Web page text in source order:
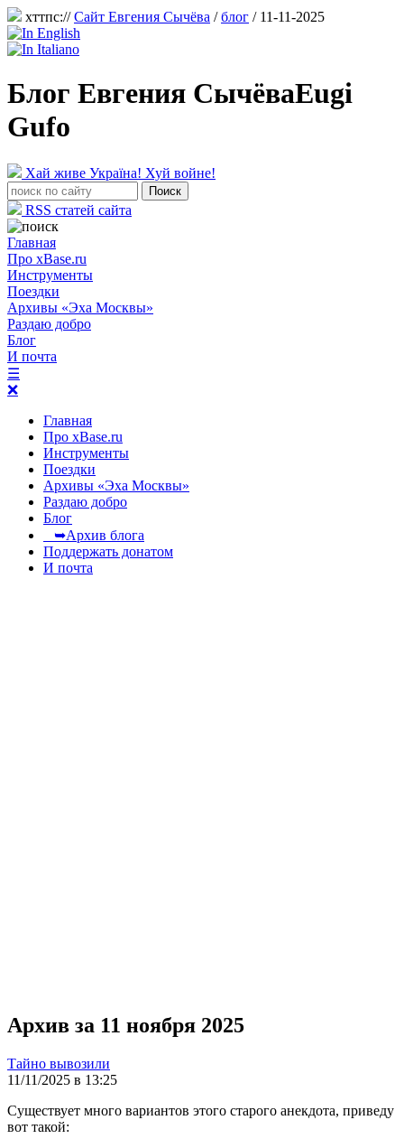
хттпс://Сайт Евгения Сычёва /блог / 11-11-2025
Блог Евгения СычёваEugi
Gufo
Хай живе Україна! Хуй войне!
RSS статей сайта
Главная
Про xBase.ru
Инструменты
Поездки
Архивы «Эха Москвы»
Раздаю добро
Блог
И почта
☰
❌
Главная
Про xBase.ru
Инструменты
Поездки
Архивы «Эха Москвы»
Раздаю добро
Блог
➥Архив блога
Поддержать донатом
И почта
Архив за 11 ноября 2025
Тайно вывозили
11/11/2025 в 13:25
Существует много вариантов этого старого анекдота, приведу
вот такой: